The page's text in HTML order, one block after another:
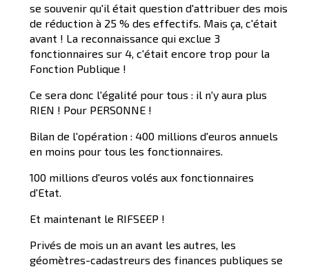
se souvenir qu'il était question d'attribuer des mois
de réduction à 25 % des effectifs. Mais ça, c'était
avant ! La reconnaissance qui exclue 3
fonctionnaires sur 4, c'était encore trop pour la
Fonction Publique !
Ce sera donc l'égalité pour tous : il n'y aura plus
RIEN ! Pour PERSONNE !
Bilan de l'opération : 400 millions d'euros annuels
en moins pour tous les fonctionnaires.
100 millions d'euros volés aux fonctionnaires
d'Etat.
Et maintenant le RIFSEEP !
Privés de mois un an avant les autres, les
géomètres-cadastreurs des finances publiques se